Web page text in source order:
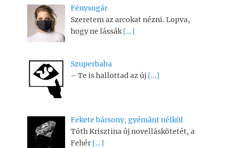
Fénysugár
Szeretem az arcokat nézni. Lopva,
hogy ne lássák[…]
Szuperbaba
– Te is hallottad az új […]
Fekete bársony, gyémánt nélkül
Tóth Krisztina új novelláskötetét, a
Fehér […]